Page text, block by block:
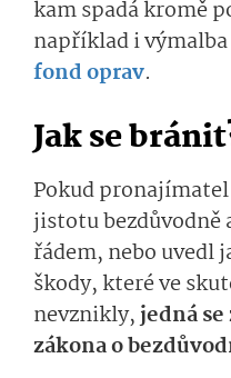
kam spadá kromě
například i
fond oprav.
Jak se
Pokud
jistotu bezdůvodně
řádem, nebo uvedl
škody, které ve
nevznikly,jedná se
zákonao